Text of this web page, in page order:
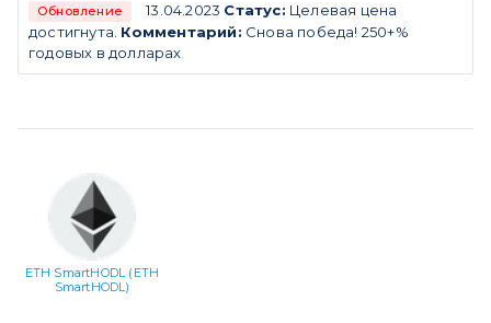
Обновление 13.04.2023 Статус: Целевая цена
достигнута. Комментарий: Снова победа! 250+%
годовых в долларах
ETH SmartHODL (ETH
SmartHODL)